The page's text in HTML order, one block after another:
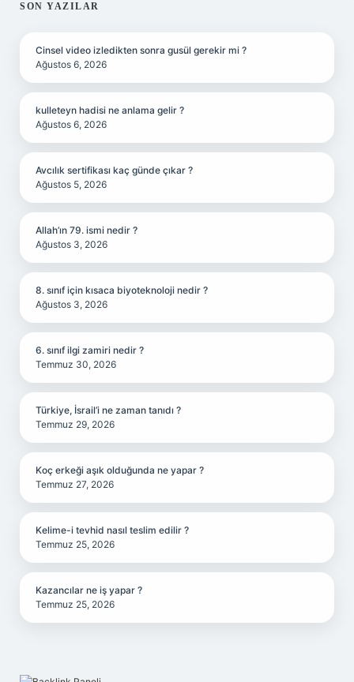
SIDEBAR
SON YAZILAR
Cinsel video izledikten sonra gusül gerekir mi ?
Ağustos 6, 2026
kulleteyn hadisi ne anlama gelir ?
Ağustos 6, 2026
Avcılık sertifikası kaç günde çıkar ?
Ağustos 5, 2026
Allah’ın 79. ismi nedir ?
Ağustos 3, 2026
8. sınıf için kısaca biyoteknoloji nedir ?
Ağustos 3, 2026
6. sınıf ilgi zamiri nedir ?
Temmuz 30, 2026
Türkiye, İsrail’i ne zaman tanıdı ?
Temmuz 29, 2026
Koç erkeği aşık olduğunda ne yapar ?
Temmuz 27, 2026
Kelime-i tevhid nasıl teslim edilir ?
Temmuz 25, 2026
Kazancılar ne iş yapar ?
Temmuz 25, 2026